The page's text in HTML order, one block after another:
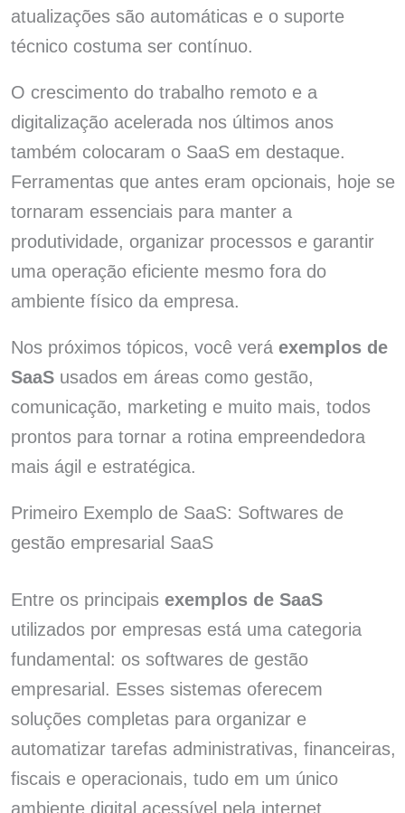
atualizações são automáticas e o suporte
técnico costuma ser contínuo.
O crescimento do trabalho remoto e a
digitalização acelerada nos últimos anos
também colocaram o SaaS em destaque.
Ferramentas que antes eram opcionais, hoje se
tornaram essenciais para manter a
produtividade, organizar processos e garantir
uma operação eficiente mesmo fora do
ambiente físico da empresa.
Nos próximos tópicos, você verá exemplos de
SaaSusados em áreas como gestão,
comunicação, marketing e muito mais, todos
prontos para tornar a rotina empreendedora
mais ágil e estratégica.
Primeiro Exemplo de SaaS: Softwares de
gestão empresarial SaaS
Entre os principais exemplos de SaaS
utilizados por empresas está uma categoria
fundamental: os softwares de gestão
empresarial. Esses sistemas oferecem
soluções completas para organizar e
automatizar tarefas administrativas, financeiras,
fiscais e operacionais, tudo em um único
ambiente digital acessível pela internet.